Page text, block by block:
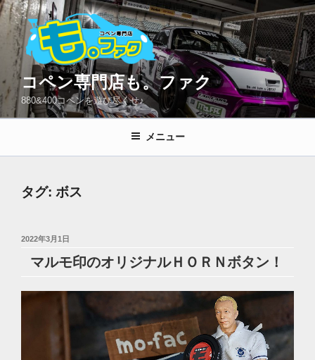
コ
ン
へ
プ
コペン専門店も。ファク
880&400コペンを遊び尽くせ♪
メニュー
タグ: ボス
投
2022年3月1日
マルモ印のオリジナルＨＯＲＮボタン！